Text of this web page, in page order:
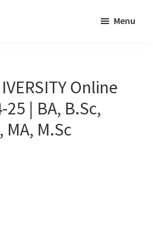
Menu
Online
| BA, B.Sc,
MA, M.Sc